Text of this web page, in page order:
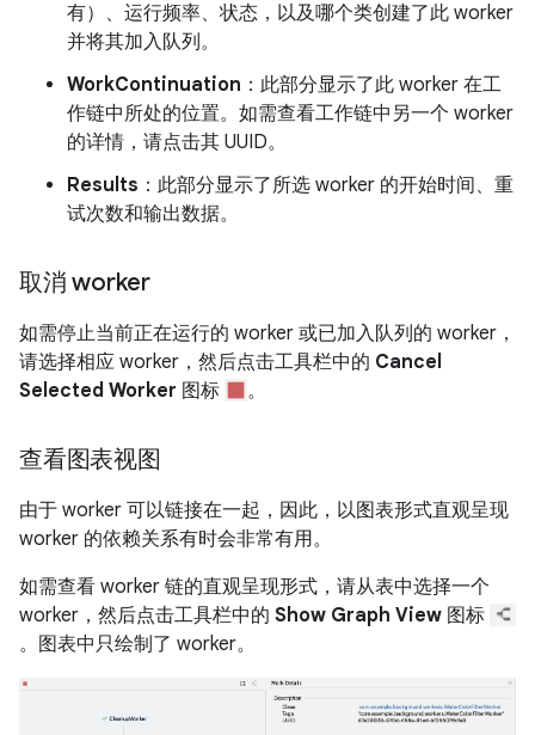
有）、运行频率、状态，以及哪个类创建了此 worker
并将其加入队列。
WorkContinuation ：此部分显示了此 worker 在工
作链中所处的位置。如需查看工作链中另一个 worker
的详情，请点击其 UUID。
Results ：此部分显示了所选 worker 的开始时间、重
试次数和输出数据。
取消 worker
如需停止当前正在运行的 worker 或已加入队列的 worker，
请选择相应 worker，然后点击工具栏中的 Cancel
Selected Worker 图标 。
查看图表视图
由于 worker 可以链接在一起，因此，以图表形式直观呈现
worker 的依赖关系有时会非常有用。
如需查看 worker 链的直观呈现形式，请从表中选择一个
worker，然后点击工具栏中的 Show Graph View 图标
。图表中只绘制了 worker。